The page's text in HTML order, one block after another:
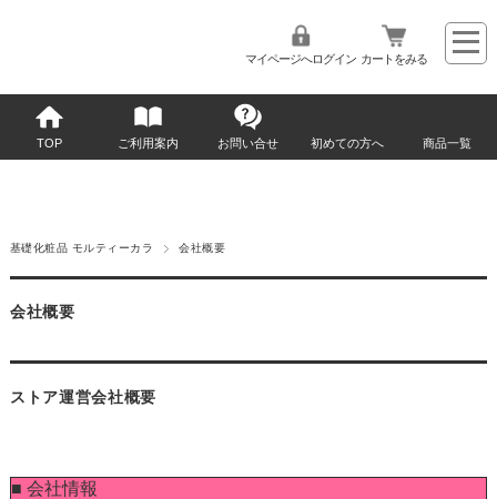
マイページへログイン カートをみる
TOP ご利用案内 お問い合せ 初めての方へ 商品一覧
基礎化粧品 モルティーカラ 会社概要
会社概要
ストア運営会社概要
■ 会社情報